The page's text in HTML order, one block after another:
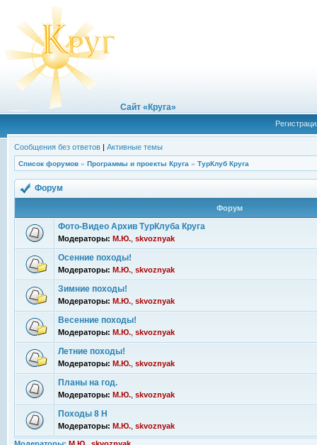
Сайт «Круга»
Сообщения без ответов | Активные темы
Список форумов » Программы и проекты Круга » ТурКлуб Круга
Форум
Форум
Фото-Видео Архив ТурКлуба Круга
Модераторы: М.Ю. skvoznyak
Осенние походы!
Модераторы: М.Ю. skvoznyak
Зимние походы!
Модераторы: М.Ю. skvoznyak
Весенние походы!
Модераторы: М.Ю. skvoznyak
Летние походы!
Модераторы: М.Ю. skvoznyak
Планы на год.
Модераторы: М.Ю. skvoznyak
Походы 8 Н
Модераторы: М.Ю. skvoznyak